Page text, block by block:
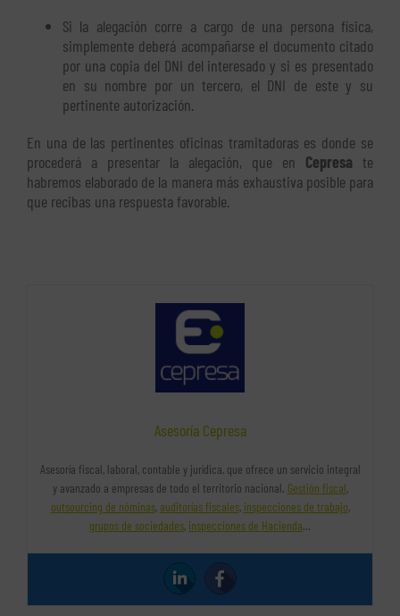
Si la alegación corre a cargo de una persona física,
simplemente deberá acompañarse el documento citado
por una copia del DNI del interesado y si es presentado
en su nombre por un tercero, el DNI de este y su
pertinente autorización.
En una de las pertinentes oficinas tramitadoras es donde se
procederá a presentar la alegación, que en Cepresa te
habremos elaborado de la manera más exhaustiva posible para
que recibas una respuesta favorable.
Asesoría Cepresa
Asesoría fiscal, laboral, contable y jurídica, que ofrece un servicio integral
y avanzado a empresas de todo el territorio nacional. Gestión fiscal,
outsourcing de nóminas,auditorías fiscales, inspecciones de trabajo,
grupos de sociedades, inspecciones de Hacienda…